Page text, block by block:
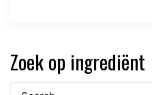
Zoek op ingrediënt